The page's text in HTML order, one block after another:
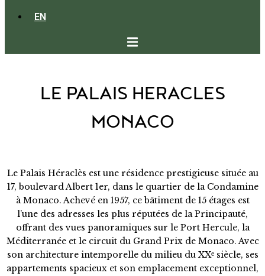
EN
LE PALAIS HERACLES
MONACO
Le Palais Héraclès est une résidence prestigieuse située au
17, boulevard Albert 1er, dans le quartier de la Condamine
à Monaco. Achevé en 1957, ce bâtiment de 15 étages est
l’une des adresses les plus réputées de la Principauté,
offrant des vues panoramiques sur le Port Hercule, la
Méditerranée et le circuit du Grand Prix de Monaco. Avec
son architecture intemporelle du milieu du XXᵉ siècle, ses
appartements spacieux et son emplacement exceptionnel,